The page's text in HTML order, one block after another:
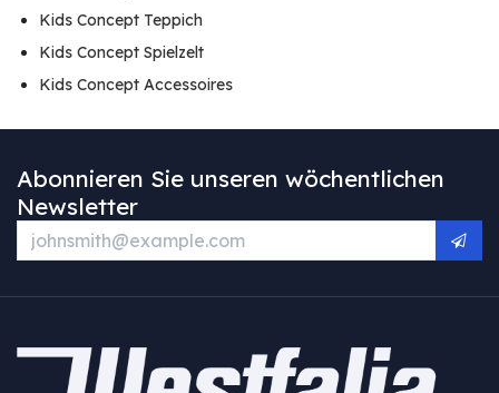
Kids Concept Teppich
Kids Concept Spielzelt
Kids Concept Accessoires
Abonnieren Sie unseren wöchentlichen
Newsletter